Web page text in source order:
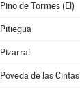
Pino de Tormes (El)
Pitiegua
Pizarral
Poveda de las Cintas